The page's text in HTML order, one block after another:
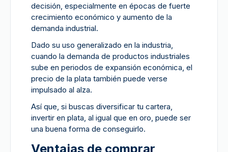
decisión, especialmente en épocas de fuerte
crecimiento económico y aumento de la
demanda industrial.
Dado su uso generalizado en la industria,
cuando la demanda de productos industriales
sube en periodos de expansión económica, el
precio de la plata también puede verse
impulsado al alza.
Así que, si buscas diversificar tu cartera,
invertir en plata, al igual que en oro, puede ser
una buena forma de conseguirlo.
Ventajas de comprar